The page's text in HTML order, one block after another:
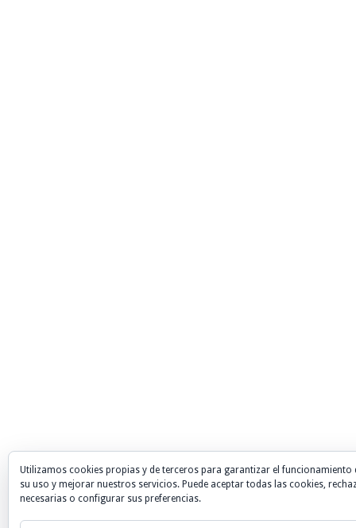
Utilizamos cookies propias y de terceros para garantizar el funcionamiento
su uso y mejorar nuestros servicios. Puede aceptar todas las cookies,
necesarias o configurar sus preferencias.